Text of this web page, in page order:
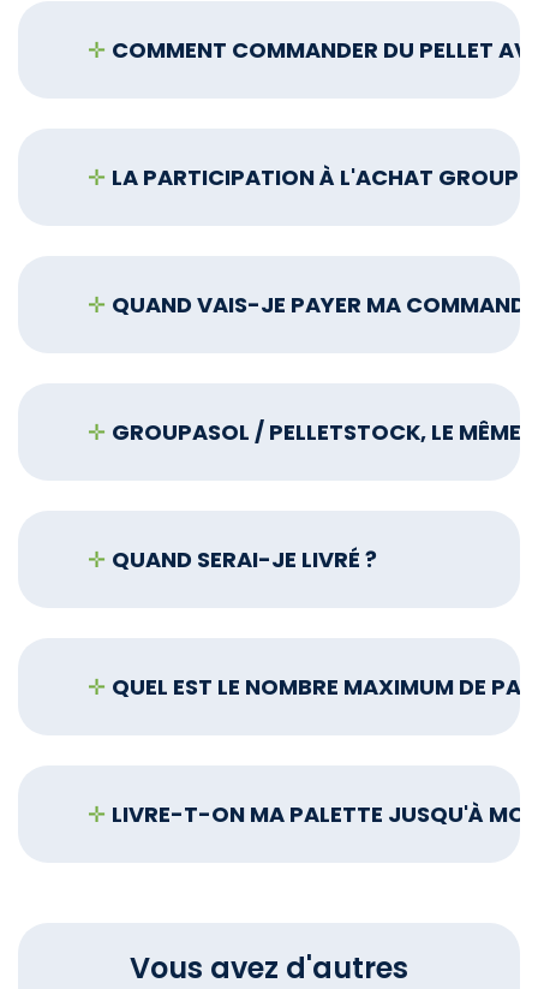
✛ COMMENT COMMANDER DU PELLET
✛ LA PARTICIPATION À L'ACHAT GROUPÉ
✛ QUAND VAIS-JE PAYER MA
✛ GROUPASOL / PELLETSTOCK, LE MÊME
✛ QUAND SERAI-JE LIVRÉ ?
✛
✛ LIVRE-T-ON MA PALETTE JUSQU'À
Vous avez d'autres